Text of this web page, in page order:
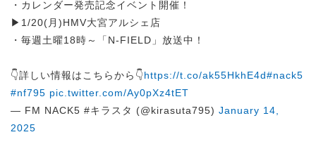
・カレンダー発売記念イベント開催！
▶1/20(月)HMV大宮アルシェ店
・毎週土曜18時～「N-FIELD」放送中！
👇詳しい情報はこちらから👇https://t.co/ak55HkhE4d#nack5
#nf795 pic.twitter.com/Ay0pXz4tET
— FM NACK5 #キラスタ (@kirasuta795) January 14,
2025